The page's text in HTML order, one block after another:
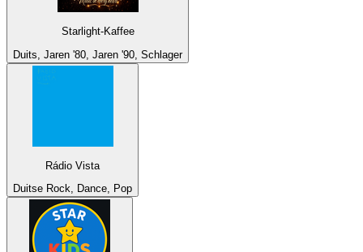
Starlight-Kaffee
Duits, Jaren '80, Jaren '90, Schlager
Rádio Vista
Duitse Rock, Dance, Pop